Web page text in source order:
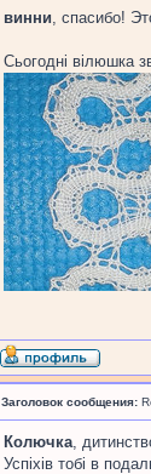
винни, спасибо!
Сьогодні вілюшка
Заголовок сообщения:
Колючка,
Успіхів тобі в